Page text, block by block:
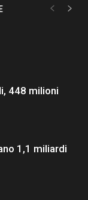
448 milioni
1,1 miliardi